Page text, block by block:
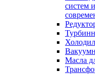
систем
Масла